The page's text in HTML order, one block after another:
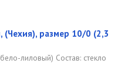
(Чехия), размер 10/0 (2,3
лиловый) Состав: стекло